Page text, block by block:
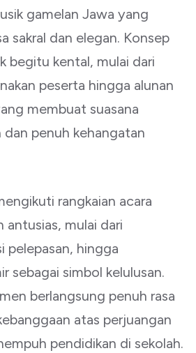
gamelan Jawa yang
sakral dan elegan. Konsep
begitu kental, mulai dari
peserta hingga alunan
membuat suasana
dan penuh kehangatan
rangkaian acara
mulai dari
pelepasan, hingga
sebagai simbol kelulusan.
berlangsung penuh rasa
atas perjuangan
pendidikan di sekolah.